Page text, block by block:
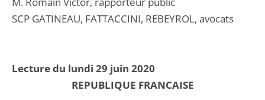
SCP GATINEAU, FATTACCINI, REBEYROL, avocats
Lecture du lundi 29 juin 2020
REPUBLIQUE FRANCAISE